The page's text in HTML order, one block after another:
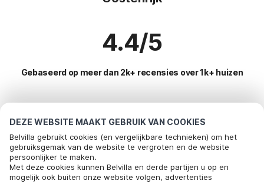
DEZE WEBSITE MAAKT GEBRUIK VAN COOKIES
Belvilla gebruikt cookies (en vergelijkbare technieken) om het
gebruiksgemak van de website te vergroten en de website
persoonlijker te maken.
Met deze cookies kunnen Belvilla en derde partijen u op en
mogelijk ook buiten onze website volgen, advertenties
4.4/5
Gebaseerd op meer dan 2k+ recensies over 1k+ huizen
Meest populaire bestemmingen voor
vakantie
Populaire voorzieningen voor vakantie in Oostenrijk
Vakantiehuis in skigebied
Toplanden met topvoorzieningen voor vakanties